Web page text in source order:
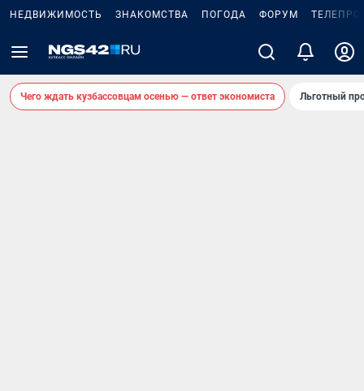
НЕДВИЖИМОСТЬ ЗНАКОМСТВА ПОГОДА ФОРУМ
Чего ждать кузбассовцам осенью — ответ экономиста Льготный